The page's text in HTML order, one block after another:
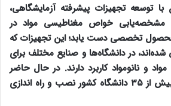
توسعه تجهیزات پیشرفته آزمایشگاهی،
مشخصه‌یابی خواص مغناطیسی مواد در
نانو به تولید ۱۱ محصول تخصصی دست یابد؛ این تجهیزات که
شده‌اند، در دانشگاه‌ها و صنایع مختلف برای
و نانومواد کاربرد دارند. در حال حاضر
تجهیزات این شرکت در بیش از ۳۵ دانشگاه کشور نصب و راه اندازی